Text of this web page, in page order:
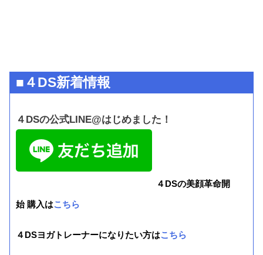
■４DS新着情報
４DSの公式LINE@はじめました！
４DSの美顔革命開
始 購入はこちら
４DSヨガトレーナーになりたい方はこちら